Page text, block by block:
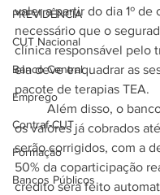
PREVIDÊNCIA
CUT Nacional
Banco Central
Emprego
Contraf-CUT
Formação
Bancos Públicos
valer a partir do dia 1º de
necessário que o
clínica responsável pelo
ela deve enquadrar as
pacote de terapias TEA.
os valores já cobrados
serão corrigidos, com a
50% da coparticipação
crédito será feito